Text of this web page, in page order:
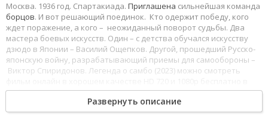
Москва. 1936 год. Спартакиада. Приглашена сильнейшая команда
борцов. И вот решающий поединок. Кто одержит победу, кого
ждет поражение, а кого – неожиданный поворот судьбы. Два
мастера боевых искусств. Один – с детства обучался искусству
дзюдо в Японии – Василий Ощепков. Другой, прошедший Русско-
японскую войну, разрабатывающий приемы для самообороны –
Виктор Спиридонов. Легенда о самбо (2023) можно смотреть
любом интернет кинотеатре, с хорошим звуком и без рекламы.
Развернуть описание